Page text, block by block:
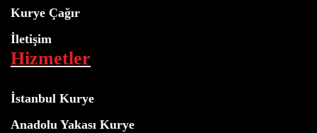
Kurye Çağır
İletişim
Hizmetler
İstanbul Kurye
Anadolu Yakası Kurye